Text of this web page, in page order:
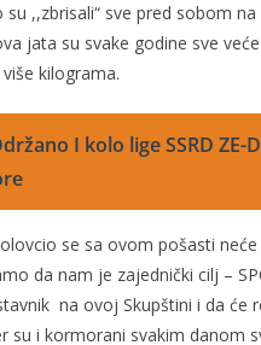
,,zbrisali“ sve pred sobom
jata su svake godine sve
kilograma.
I kolo lige SSRD
se sa ovom pošasti
da nam je zajednički cilj –
na ovoj Skupštini i da
su i kormorani svakim danom